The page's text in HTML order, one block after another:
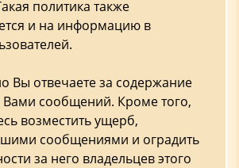
политика также
и на информацию в
Вы отвечаете за содержание
сообщений. Кроме того,
возместить ущерб,
сообщениями и оградить
за него владельцев этого